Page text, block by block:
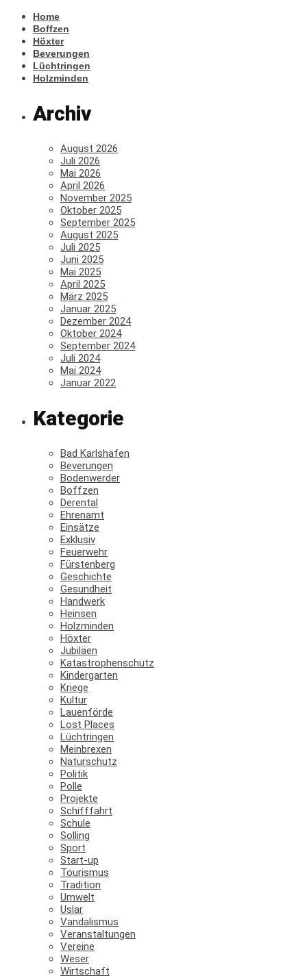
Home
Boffzen
Höxter
Beverungen
Lüchtringen
Holzminden
Archiv
August 2026
Juli 2026
Mai 2026
April 2026
November 2025
Oktober 2025
September 2025
August 2025
Juli 2025
Juni 2025
Mai 2025
April 2025
März 2025
Januar 2025
Dezember 2024
Oktober 2024
September 2024
Juli 2024
Mai 2024
Januar 2022
Kategorie
Bad Karlshafen
Beverungen
Bodenwerder
Boffzen
Derental
Ehrenamt
Einsätze
Exklusiv
Feuerwehr
Fürstenberg
Geschichte
Gesundheit
Handwerk
Heinsen
Holzminden
Höxter
Jubiläen
Katastrophenschutz
Kindergarten
Kriege
Kultur
Lauenförde
Lost Places
Lüchtringen
Meinbrexen
Naturschutz
Politik
Polle
Projekte
Schifffahrt
Schule
Solling
Sport
Start-up
Tourismus
Tradition
Umwelt
Uslar
Vandalismus
Veranstaltungen
Vereine
Weser
Wirtschaft